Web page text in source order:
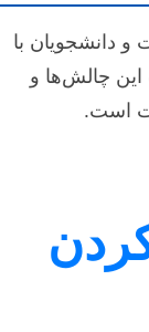
و دانشجویان با
چالش‌ها و
است.